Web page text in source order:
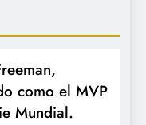
como el MVP
Mundial.